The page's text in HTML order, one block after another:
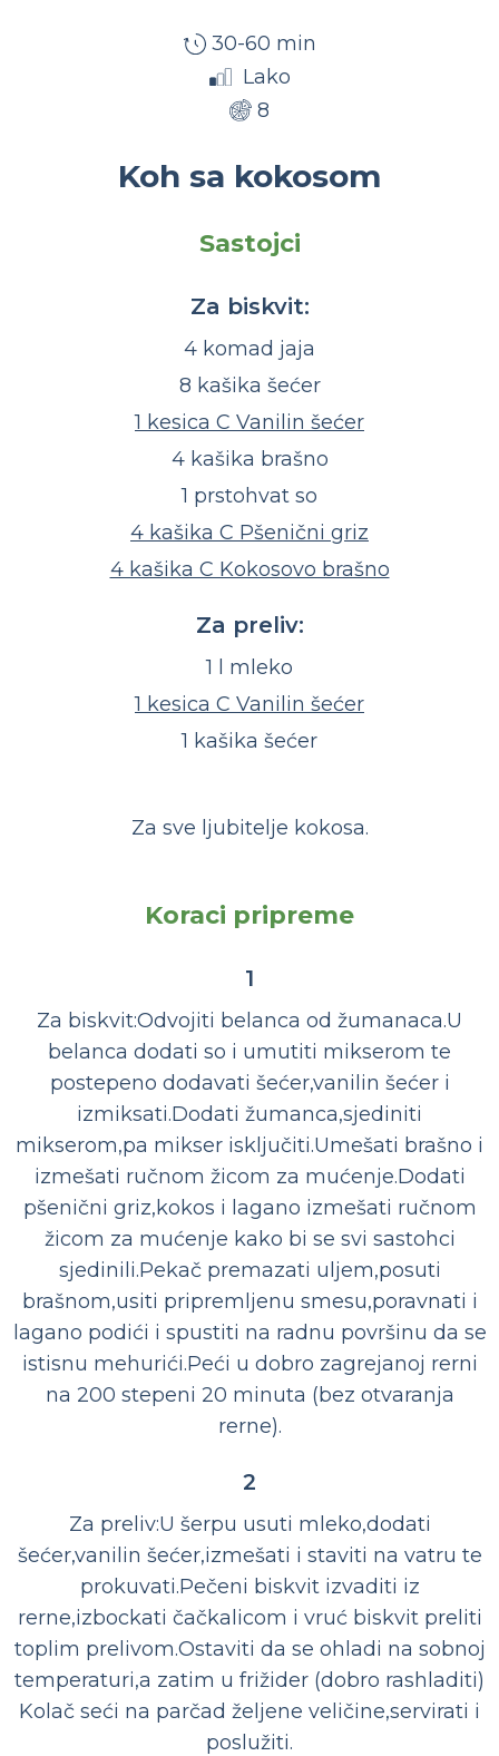
30-60 min
Lako
8
Koh sa kokosom
Sastojci
Za biskvit:
4 komad jaja
8 kašika šećer
1 kesica C Vanilin šećer
4 kašika brašno
1 prstohvat so
4 kašika C Pšenični griz
4 kašika C Kokosovo brašno
Za preliv:
1 l mleko
1 kesica C Vanilin šećer
1 kašika šećer
Za sve ljubitelje kokosa.
Koraci pripreme
1
Za biskvit:Odvojiti belanca od žumanaca.U
belanca dodati so i umutiti mikserom te
postepeno dodavati šećer,vanilin šećer i
izmiksati.Dodati žumanca,sjediniti
mikserom,pa mikser isključiti.Umešati brašno i
izmešati ručnom žicom za mućenje.Dodati
pšenični griz,kokos i lagano izmešati ručnom
žicom za mućenje kako bi se svi sastohci
sjedinili.Pekač premazati uljem,posuti
brašnom,usiti pripremljenu smesu,poravnati i
lagano podići i spustiti na radnu površinu da se
istisnu mehurići.Peći u dobro zagrejanoj rerni
na 200 stepeni 20 minuta (bez otvaranja
rerne).
2
Za preliv:U šerpu usuti mleko,dodati
šećer,vanilin šećer,izmešati i staviti na vatru te
prokuvati.Pečeni biskvit izvaditi iz
rerne,izbockati čačkalicom i vruć biskvit preliti
toplim prelivom.Ostaviti da se ohladi na sobnoj
temperaturi,a zatim u frižider (dobro rashladiti)
Kolač seći na parčad željene veličine,servirati i
poslužiti.